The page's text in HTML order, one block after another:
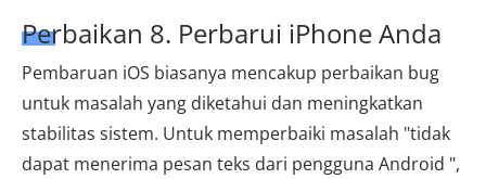
Perbaikan 8. Perbarui iPhone Anda
Pembaruan iOS biasanya mencakup perbaikan bug
untuk masalah yang diketahui dan meningkatkan
stabilitas sistem. Untuk memperbaiki masalah "tidak
dapat menerima pesan teks dari pengguna Android ",